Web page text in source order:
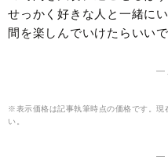
せっかく好きな人と一緒に
間を楽しんでいけたらいいで
―
※表示価格は記事執筆時点の価格です。現
い。